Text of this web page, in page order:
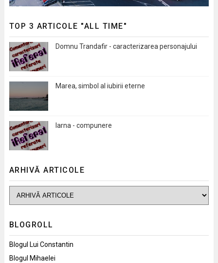
TOP 3 ARTICOLE "ALL TIME"
Domnu Trandafir - caracterizarea personajului
Marea, simbol al iubirii eterne
Iarna - compunere
ARHIVĂ ARTICOLE
BLOGROLL
Blogul Lui Constantin
Blogul Mihaelei